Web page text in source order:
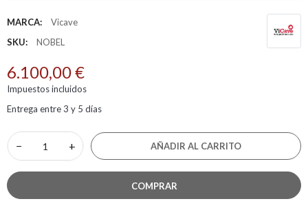
MARCA:
Vicave
SKU:
NOBEL
6.100,00 €
Impuestos incluidos
Entrega entre 3 y 5 días
− + AÑADIR AL CARRITO
COMPRAR